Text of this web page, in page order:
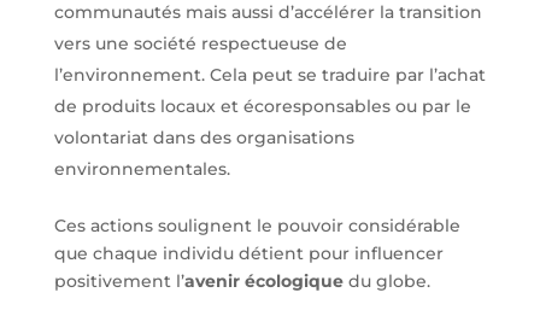
communautés mais aussi d’accélérer la transition
vers une société respectueuse de
l’environnement. Cela peut se traduire par l’achat
de produits locaux et écoresponsables ou par le
volontariat dans des organisations
environnementales.
Ces actions soulignent le pouvoir considérable
que chaque individu détient pour influencer
positivement l’avenir écologiquedu globe.